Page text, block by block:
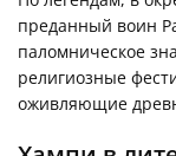
преданный воин
паломническое
религиозные
оживляющие